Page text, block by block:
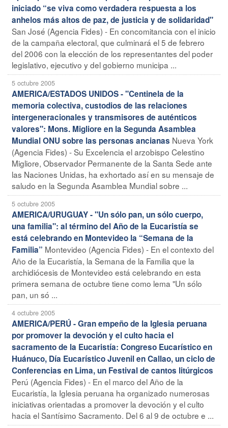
iniciado “se viva como verdadera respuesta a los
anhelos más altos de paz, de justicia y de solidaridad"
San José (Agencia Fides) - En concomitancia con el inicio
de la campaña electoral, que culminará el 5 de febrero
del 2006 con la elección de los representantes del poder
legislativo, ejecutivo y del gobierno municipa ...
5 octubre 2005
AMERICA/ESTADOS UNIDOS - "Centinela de la
memoria colectiva, custodios de las relaciones
intergeneracionales y transmisores de auténticos
valores": Mons. Migliore en la Segunda Asamblea
Mundial ONU sobre las personas ancianas Nueva York
(Agencia Fides) - Su Excelencia el arzobispo Celestino
Migliore, Observador Permanente de la Santa Sede ante
las Naciones Unidas, ha exhortado así en su mensaje de
saludo en la Segunda Asamblea Mundial sobre ...
5 octubre 2005
AMERICA/URUGUAY - "Un sólo pan, un sólo cuerpo,
una familia": al término del Año de la Eucaristía se
está celebrando en Montevideo la “Semana de la
Familia” Montevideo (Agencia Fides) - En el contexto del
Año de la Eucaristía, la Semana de la Familia que la
archidiócesis de Montevideo está celebrando en esta
primera semana de octubre tiene como lema "Un sólo
pan, un só ...
4 octubre 2005
AMERICA/PERÚ - Gran empeño de la Iglesia peruana
por promover la devoción y el culto hacia el
sacramento de la Eucaristía: Congreso Eucarístico en
Huánuco, Día Eucarístico Juvenil en Callao, un ciclo de
Conferencias en Lima, un Festival de cantos litúrgicos
Perú (Agencia Fides) - En el marco del Año de la
Eucaristía, la Iglesia peruana ha organizado numerosas
iniciativas orientadas a promover la devoción y el culto
hacia el Santísimo Sacramento. Del 6 al 9 de octubre e ...